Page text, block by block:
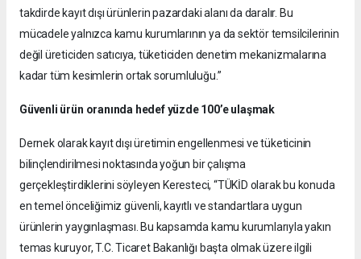
takdirde kayıt dışı ürünlerin pazardaki alanı da daralır. Bu
mücadele yalnızca kamu kurumlarının ya da sektör temsilcilerinin
değil üreticiden satıcıya, tüketiciden denetim mekanizmalarına
kadar tüm kesimlerin ortak sorumluluğu.”
Güvenli ürün oranında hedef yüzde 100’e ulaşmak
Dernek olarak kayıt dışı üretimin engellenmesi ve tüketicinin
bilinçlendirilmesi noktasında yoğun bir çalışma
gerçekleştirdiklerini söyleyen Keresteci, “TÜKİD olarak bu konuda
en temel önceliğimiz güvenli, kayıtlı ve standartlara uygun
ürünlerin yaygınlaşması. Bu kapsamda kamu kurumlarıyla yakın
temas kuruyor, T.C. Ticaret Bakanlığı başta olmak üzere ilgili